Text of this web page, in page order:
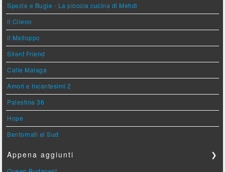
Spezie e Bugie - La piccola cucina di Mehdi
Il Cileno
Il Malloppo
Silent Friend
Calle Malaga
Amori e Incantesimi 2
Palestina 36
Hope
Bentornati al Sud
Appena aggiunti ❯